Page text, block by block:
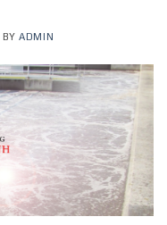
BYADMIN